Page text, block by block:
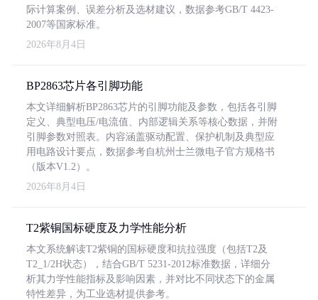
际计算案例、误差分析及选材建议，数据参考GB/T 4423-
2007等国家标准。
2026年8月4日
BP2863芯片各引脚功能
本文详细解析BP2863芯片的引脚功能及参数，包括各引脚
定义、典型电压/电流值、内部逻辑关系等核心数据，并附
引脚参数对照表。内容涵盖驱动配置、保护机制及典型应
用电路设计要点，数据参考自杭州士兰微电子官方规格书
（版本V1.2）。
2026年8月4日
T2紫铜国标硬度及力学性能分析
本文系统解读T2紫铜的国标硬度和抗拉强度（包括T2及
T2_1/2H状态），结合GB/T 5231-2012标准数据，详细分
析其力学性能指标及影响因素，并对比不同状态下的金属
特性差异，为工业选材提供参考。